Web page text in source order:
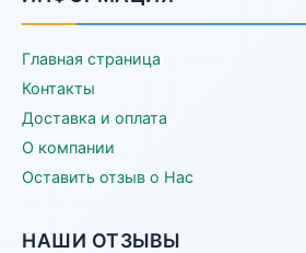
Главная страница
Контакты
Доставка и оплата
О компании
Оставить отзыв о Нас
НАШИ ОТЗЫВЫ